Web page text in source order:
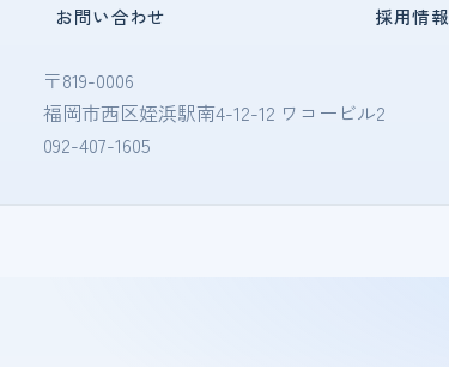
お問い合わせ 採用情報
〒819-0006
福岡市西区姪浜駅南4-12-12 ワコービル2
092-407-1605